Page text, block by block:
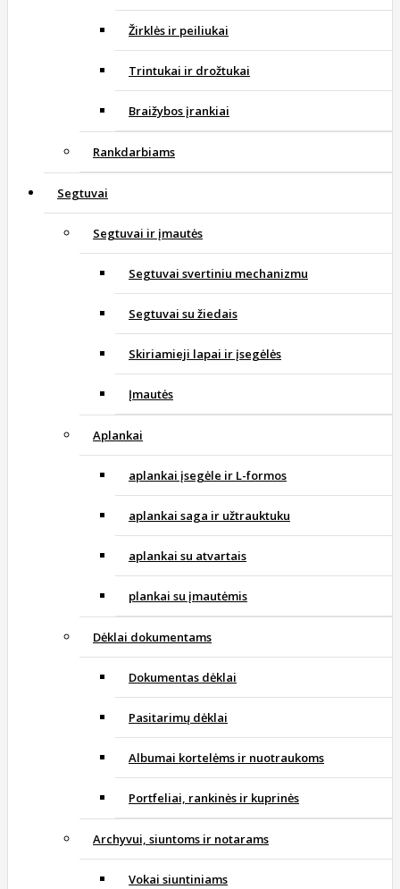
Žirklės ir peiliukai
Trintukai ir drožtukai
Braižybos įrankiai
Rankdarbiams
Segtuvai
Segtuvai ir įmautės
Segtuvai svertiniu mechanizmu
Segtuvai su žiedais
Skiriamieji lapai ir įsegėlės
Įmautės
Aplankai
aplankai įsegėle ir L-formos
aplankai saga ir užtrauktuku
aplankai su atvartais
plankai su įmautėmis
Dėklai dokumentams
Dokumentas dėklai
Pasitarimų dėklai
Albumai kortelėms ir nuotraukoms
Portfeliai, rankinės ir kuprinės
Archyvui, siuntoms ir notarams
Vokai siuntiniams